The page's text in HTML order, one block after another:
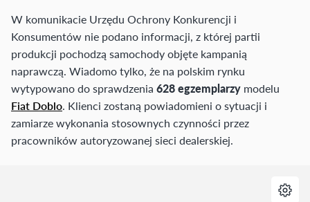
W komunikacie Urzędu Ochrony Konkurencji i
Konsumentów nie podano informacji, z której partii
produkcji pochodzą samochody objęte kampanią
naprawczą. Wiadomo tylko, że na polskim rynku
wytypowano do sprawdzenia 628 egzemplarzy modelu
Fiat Doblo. Klienci zostaną powiadomieni o sytuacji i
zamiarze wykonania stosownych czynności przez
pracowników autoryzowanej sieci dealerskiej.